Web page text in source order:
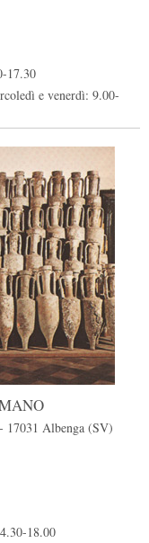
17.30
e venerdì: 9.00-
17031 Albenga (SV)
18.00